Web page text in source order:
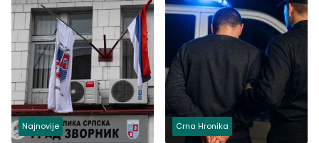
Najnovije Crna Hronika